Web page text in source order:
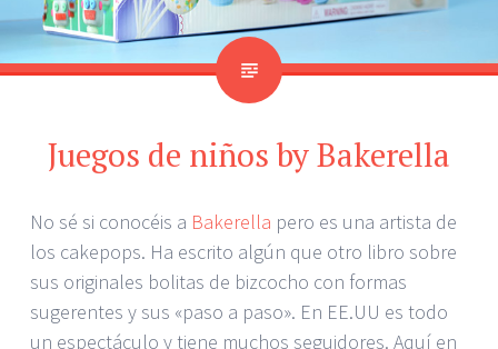
Juegos de niños by Bakerella
No sé si conocéis a Bakerella pero es una artista de
los cakepops. Ha escrito algún que otro libro sobre
sus originales bolitas de bizcocho con formas
sugerentes y sus «paso a paso». En EE.UU es todo
un espectáculo y tiene muchos seguidores. Aquí en